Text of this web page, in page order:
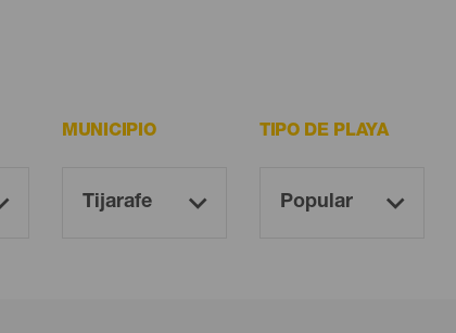
MUNICIPIO TIPO DE PLAYA